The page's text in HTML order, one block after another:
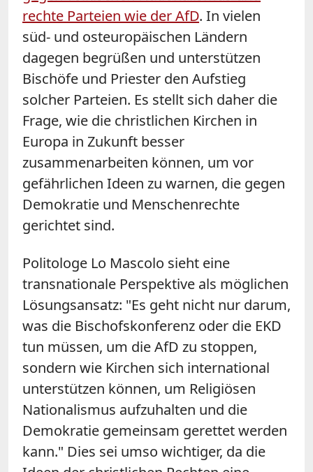
rechte Parteien wie der AfD. In vielen
süd- und osteuropäischen Ländern
dagegen begrüßen und unterstützen
Bischöfe und Priester den Aufstieg
solcher Parteien. Es stellt sich daher die
Frage, wie die christlichen Kirchen in
Europa in Zukunft besser
zusammenarbeiten können, um vor
gefährlichen Ideen zu warnen, die gegen
Demokratie und Menschenrechte
gerichtet sind.
Politologe Lo Mascolo sieht eine
transnationale Perspektive als möglichen
Lösungsansatz: "Es geht nicht nur darum,
was die Bischofskonferenz oder die EKD
tun müssen, um die AfD zu stoppen,
sondern wie Kirchen sich international
unterstützen können, um Religiösen
Nationalismus aufzuhalten und die
Demokratie gemeinsam gerettet werden
kann." Dies sei umso wichtiger, da die